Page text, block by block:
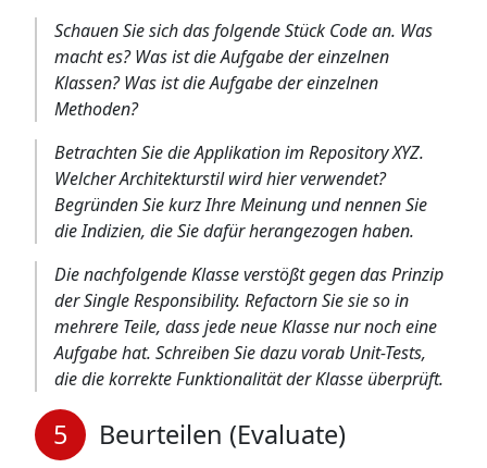
Schauen Sie sich das folgende Stück Code an. Was
macht es? Was ist die Aufgabe der einzelnen
Klassen? Was ist die Aufgabe der einzelnen
Methoden?
Betrachten Sie die Applikation im Repository XYZ.
Welcher Architekturstil wird hier verwendet?
Begründen Sie kurz Ihre Meinung und nennen Sie
die Indizien, die Sie dafür herangezogen haben.
Die nachfolgende Klasse verstößt gegen das Prinzip
der Single Responsibility. Refactorn Sie sie so in
mehrere Teile, dass jede neue Klasse nur noch eine
Aufgabe hat. Schreiben Sie dazu vorab Unit-Tests,
die die korrekte Funktionalität der Klasse überprüft.
Beurteilen (Evaluate)